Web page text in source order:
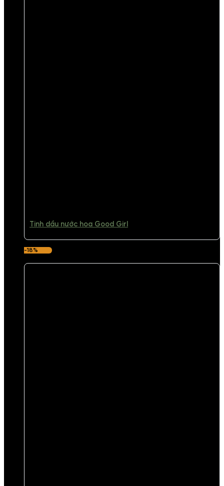
Tinh dầu nước hoa Good Girl
-18%